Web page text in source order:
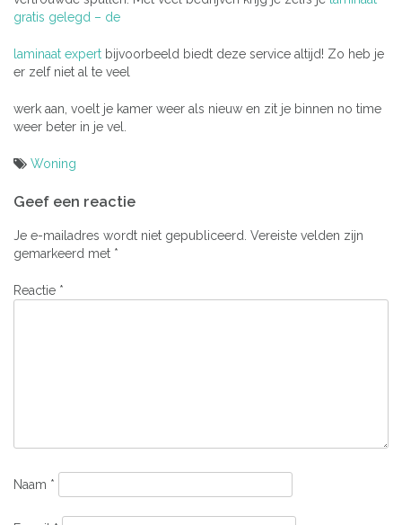
gratis gelegd – de
laminaat expert bijvoorbeeld biedt deze service altijd! Zo heb je
er zelf niet al te veel
werk aan, voelt je kamer weer als nieuw en zit je binnen no time
weer beter in je vel.
Woning
navigatie
Geef een reactie
Je e-mailadres wordt niet gepubliceerd. Vereiste velden zijn
gemarkeerd met *
Reactie *
Naam *